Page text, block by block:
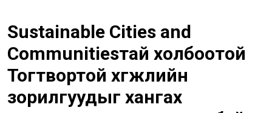
Sustainable Cities and
Communitiesтай холбоотой
Тогтвортой хөгжлийн
зорилгуудыг хангах